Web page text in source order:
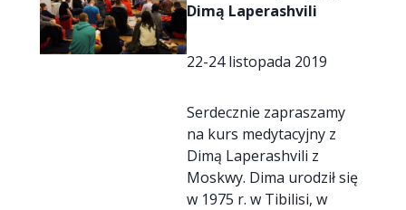
Dimą Laperashvili
22-24 listopada 2019
Serdecznie zapraszamy
na kurs medytacyjny z
Dimą Laperashvili z
Moskwy. Dima urodził się
w 1975 r. w Tibilisi, w